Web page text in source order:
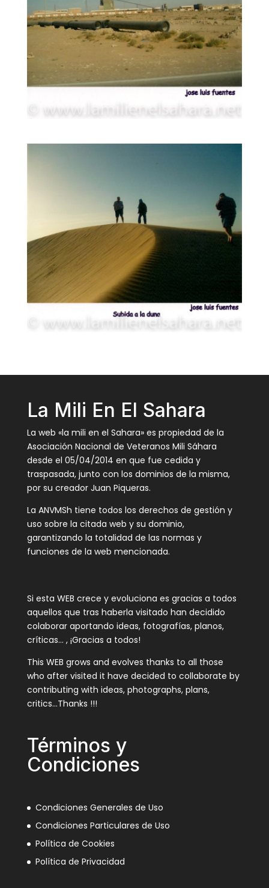
La Mili En El Sahara
La web «la mili en el Sahara» es propiedad de la
Asociación Nacional de Veteranos Mili Sáhara
desde el 05/04/2014 en que fue cedida y
traspasada, junto con los dominios de la misma,
por su creador Juan Piqueras.
La ANVMSh tiene todos los derechos de gestión y
uso sobre la citada web y su dominio,
garantizando la totalidad de las normas y
funciones de la web mencionada.
Si esta WEB crece y evoluciona es gracias a todos
aquellos que tras haberla visitado han decidido
colaborar aportando ideas, fotografías, planos,
críticas… , ¡Gracias a todos!
This WEB grows and evolves thanks to all those
who after visited it have decided to collaborate by
contributing with ideas, photographs, plans,
critics…Thanks !!!
Términos y
Condiciones
Condiciones Generales de Uso
Condiciones Particulares de Uso
Política de Cookies
Política de Privacidad